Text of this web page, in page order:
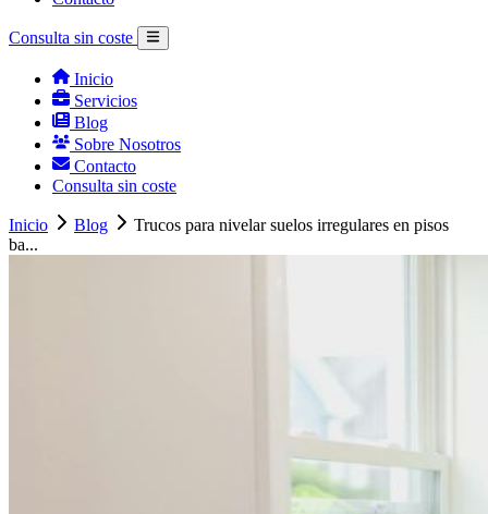
Consulta sin coste
Inicio
Servicios
Blog
Sobre Nosotros
Contacto
Consulta sin coste
Inicio Blog
Trucos para nivelar suelos irregulares en pisos
ba...